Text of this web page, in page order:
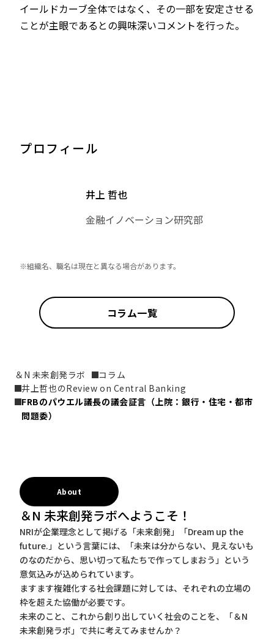
イールドカーブ全体ではなく、その一部を安定させる
ことが主眼であるとの興味深いコメントを行った。
プロフィール
井上 哲也
金融イノベーション研究部
※組織名、職名は現在と異なる場合があります。
コラム一覧
＆N 未来創発ラボ
コラム
井上哲也のReview on Central Banking
FRBのパウエル議長の議会証言（上院：銀行・住宅・都市
問題委）
About
＆N 未来創発ラボへようこそ！
NRIが企業理念として掲げる「未来創発」「Dream up the
future.」という言葉には、「未来は分からない、見えないも
のなのだから、思い切って私たちで作ってしまおう」という
意気込みが込められています。
ますます複雑化する社会課題に対しては、それぞれの立場の
枠を超えた協働が必要です。
未来のこと、これから創り出していく社会のことを、「＆N
未来創発ラボ」で共に考えてみませんか？